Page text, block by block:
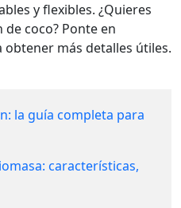
y flexibles. ¿Quieres
coco? Ponte en
más detalles útiles.
la guía completa para
características,